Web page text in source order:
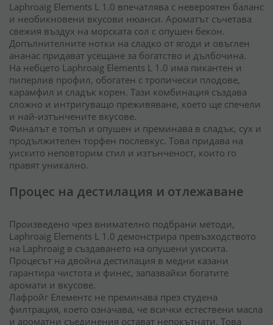
Laphroaig Elements L 1.0 впечатлява с невероятен баланс
и необикновени вкусови нюанси. Ароматът съчетава
свежия въздух на морската сол с опушен бекон.
Допълнителните нотки на сладко от ягоди и овъглен
ананас придават усещане за богатство и дълбочина.
На небцето Laphroaig Elements L 1.0 има пикантен и
пиперлив профил, обогатен с тропически плодове,
карамфил и сладък корен. Тази комбинация създава
сложно и интригуващо преживяване, което ще спечели
и най-изтънчените вкусове.
Финалът е топъл и опушен и преминава в сладък, сух и
продължителен торфен послевкус. Това придава на
уискито неповторим стил и изтънченост, които го
правят уникално.
Процес на дестилация и отлежаване
Произведено чрез внимателно подбрани методи,
Laphroaig Elements L 1.0 демонстрира превъзходството
на Laphroaig в създаването на опушени уискита.
Процесът на двойна дестилация в медни казани
гарантира чистота и финес, запазвайки богатите
аромати и вкусове.
Лафройг Елементс не преминава през студена
филтрация, което означава, че всички естествени масла
и ароматни съединения остават непокътнати. Това